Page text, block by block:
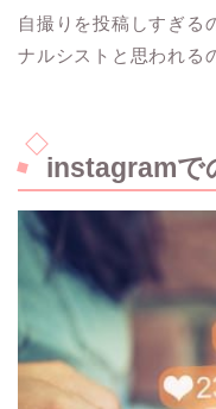
自撮りを投稿しすぎる
ナルシストと思われる
instagramで